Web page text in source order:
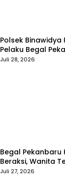
Polsek Binawidya
Pelaku Begal
Penadah Ikut
Juli 28, 2026
Begal Pekanbaru
Beraksi, Wanita
Motor Dibawa
Juli 27, 2026